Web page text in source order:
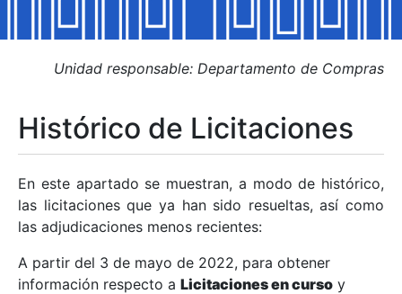
Mostrar/Ocultar
Mostrar/Ocultar
Mostrar/Ocultar
Mostrar/Ocultar
Unidad responsable: Departamento de Compras
Histórico de Licitaciones
En este apartado se muestran, a modo de histórico,
las licitaciones que ya han sido resueltas, así como
las adjudicaciones menos recientes:
A partir del 3 de mayo de 2022, para obtener
información respecto a Licitaciones en curso y